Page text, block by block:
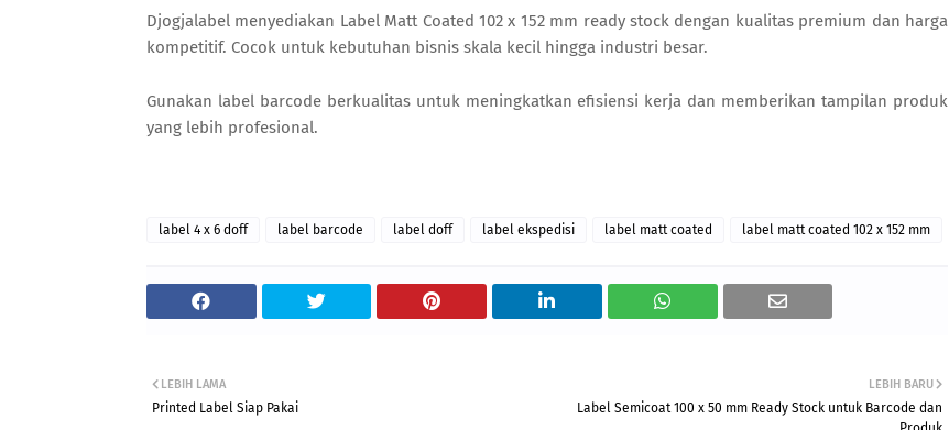
Djogjalabel menyediakan Label Matt Coated 102 x 152 mm ready stock dengan kualitas premium dan harga
kompetitif. Cocok untuk kebutuhan bisnis skala kecil hingga industri besar.
Gunakan label barcode berkualitas untuk meningkatkan efisiensi kerja dan memberikan tampilan produk
yang lebih profesional.
label 4 x 6 doff label barcode label doff label ekspedisi label matt coated label matt coated 102 x 152 mm
LEBIH BARU
Label Semicoat 100 x 50 mm Ready Stock untuk Barcode dan
LEBIH LAMA
Printed Label Siap Pakai